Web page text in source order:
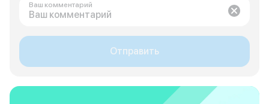
Ваш комментарий
Отправить